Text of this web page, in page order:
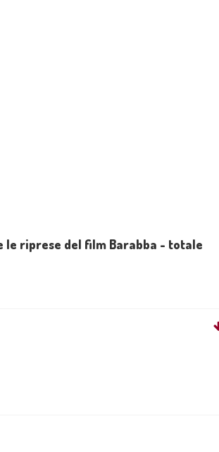
le riprese del film Barabba - totale